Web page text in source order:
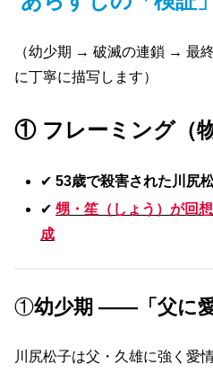
（幼少期 → 破滅の連鎖 → 最
に丁寧に描写します）
① フレーミング（物
✔53歳で殺害された川尻
✔甥・笙（しょう）が回
成
①幼少期 ――「父に
川尻松子は父・久雄に強く愛